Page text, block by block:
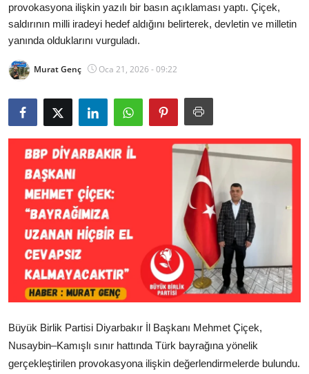
Toplum ve Yaşam
Resmi Reklamlar
provokasyona ilişkin yazılı bir basın açıklaması yaptı. Çiçek,
saldırının milli iradeyi hedef aldığını belirterek, devletin ve milletin
yanında olduklarını vurguladı.
Murat Genç Oca 21, 2026 - 09:22
Büyük Birlik Partisi Diyarbakır İl Başkanı Mehmet Çiçek,
Nusaybin–Kamışlı sınır hattında Türk bayrağına yönelik
gerçekleştirilen provokasyona ilişkin değerlendirmelerde bulundu.